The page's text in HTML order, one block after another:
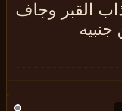
القبر وجاف